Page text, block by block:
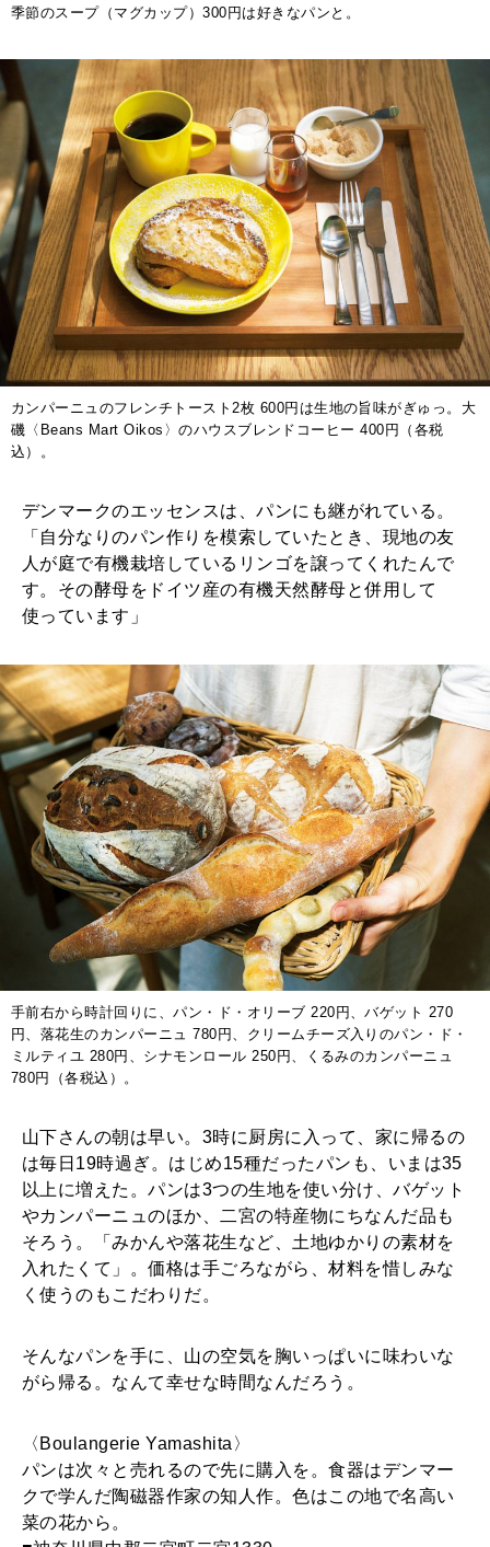
季節のスープ（マグカップ）300円は好きなパンと。
カンパーニュのフレンチトースト2枚 600円は生地の旨味がぎゅっ。大
磯〈Beans Mart Oikos〉のハウスブレンドコーヒー 400円（各税
込）。
デンマークのエッセンスは、パンにも継がれている。
「自分なりのパン作りを模索していたとき、現地の友
人が庭で有機栽培しているリンゴを譲ってくれたんで
す。その酵母をドイツ産の有機天然酵母と併用して
使っています」
手前右から時計回りに、パン・ド・オリーブ 220円、バゲット 270
円、落花生のカンパーニュ 780円、クリームチーズ入りのパン・ド・
ミルティユ 280円、シナモンロール 250円、くるみのカンパーニュ
780円（各税込）。
山下さんの朝は早い。3時に厨房に入って、家に帰るの
は毎日19時過ぎ。はじめ15種だったパンも、いまは35
以上に増えた。パンは3つの生地を使い分け、バゲット
やカンパーニュのほか、二宮の特産物にちなんだ品も
そろう。「みかんや落花生など、土地ゆかりの素材を
入れたくて」。価格は手ごろながら、材料を惜しみな
く使うのもこだわりだ。
そんなパンを手に、山の空気を胸いっぱいに味わいな
がら帰る。なんて幸せな時間なんだろう。
〈Boulangerie Yamashita〉
パンは次々と売れるので先に購入を。食器はデンマー
クで学んだ陶磁器作家の知人作。色はこの地で名高い
菜の花から。